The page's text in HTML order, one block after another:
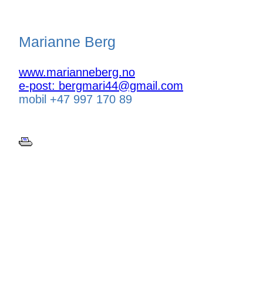
Marianne Berg
www.marianneberg.no
e-post: bergmari44@gmail.com
mobil +47 997 170 89